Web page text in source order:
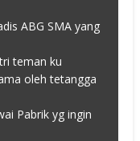
ABG SMA yang
teman ku
oleh tetangga
Pabrik yg ingin